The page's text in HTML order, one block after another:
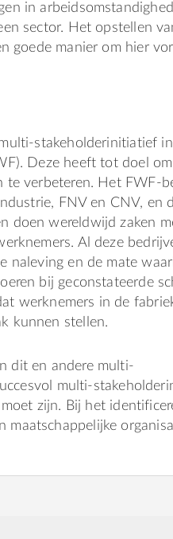
in
sector. Het opstellen
goede manier om hier
stakeholderinitiatief
Deze heeft tot doel
te verbeteren. Het FWF-
FNV en CNV, en
doen wereldwijd zaken
Al deze
naleving en de mate
bij geconstateerde
werknemers in de
kunnen stellen.
dit en andere multi-
multi-
zijn. Bij het
maatschappelijke